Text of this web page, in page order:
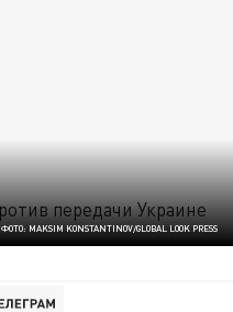
ФОТО: MAKSIM KONSTANTINOV/GLOBAL LOOK PRESS